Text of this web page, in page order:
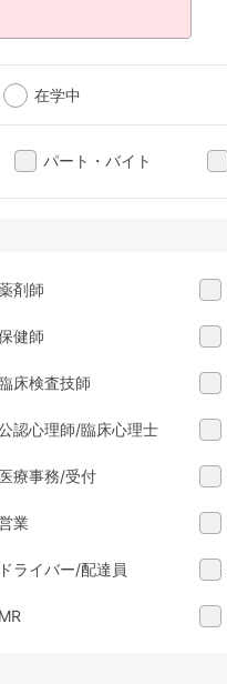
在学中
パート・バイト
剤師
健師
床検査技師
認心理師/臨床心理士
医療事務/受付
業
ドライバー/配達員
MR